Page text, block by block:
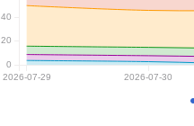
2026-07-29 2026-07-30
0
20
40